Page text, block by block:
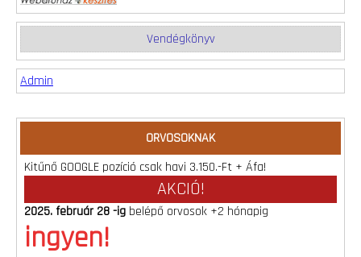
Vendégkönyv
Admin
ORVOSOKNAK
Kitűnő GOOGLE pozíció csak havi 3.150.-Ft + Áfa!
AKCIÓ!
2025. február 28 -ig belépő orvosok +2 hónapig
ingyen!